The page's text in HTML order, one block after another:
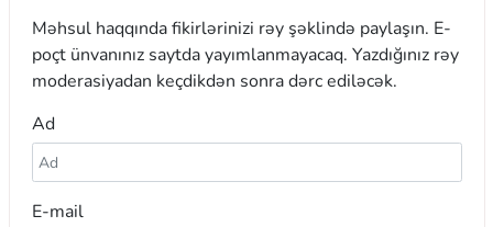
Məhsul haqqında fikirlərinizi rəy şəklində paylaşın. E-
poçt ünvanınız saytda yayımlanmayacaq. Yazdığınız rəy
moderasiyadan keçdikdən sonra dərc ediləcək.
Ad
E-mail